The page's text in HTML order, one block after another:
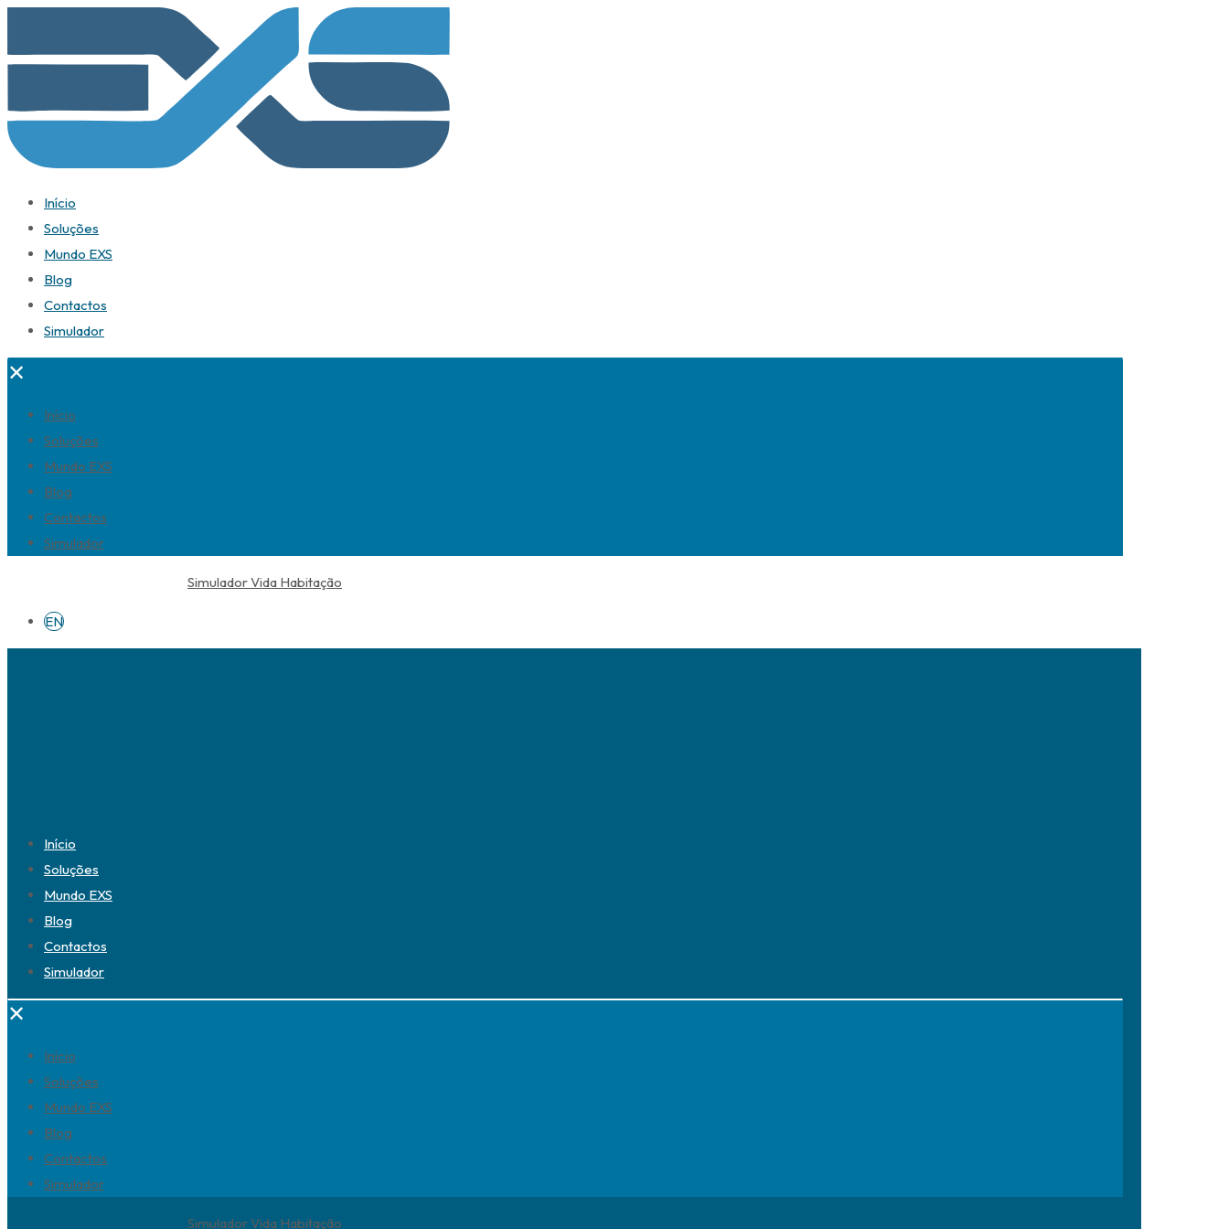
Início
Soluções
Mundo EXS
Blog
Contactos
Simulador
✕
Início
Soluções
Mundo EXS
Blog
Contactos
Simulador
Simulador Vida Habitação
EN
Início
Soluções
Mundo EXS
Blog
Contactos
Simulador
✕
Início
Soluções
Mundo EXS
Blog
Contactos
Simulador
Simulador Vida Habitação